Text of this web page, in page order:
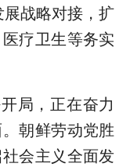
展战略对接，扩
疗卫生等务实
局，正在奋力
朝鲜劳动党胜
会主义全面发